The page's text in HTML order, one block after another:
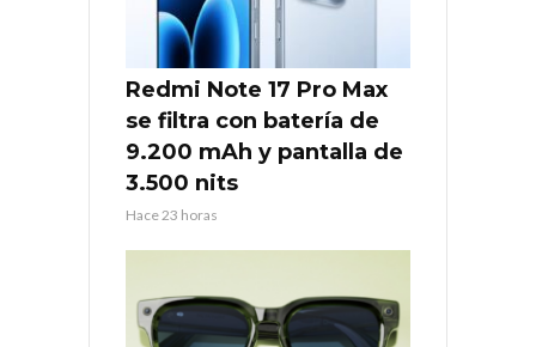
Redmi Note 17 Pro Max
se filtra con batería de
9.200 mAh y pantalla de
3.500 nits
Hace 23 horas